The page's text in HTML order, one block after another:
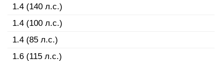
1.4 (140 л.с.)
1.4 (100 л.с.)
1.4 (85 л.с.)
1.6 (115 л.с.)